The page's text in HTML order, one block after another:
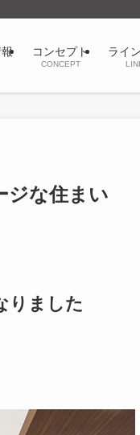
コンセプト
CONCEPT
ライ
ジな住まい
りました